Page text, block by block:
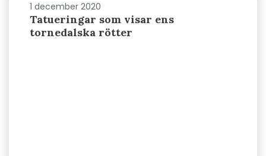
1 december 2020
Tatueringar som visar ens
tornedalska rötter